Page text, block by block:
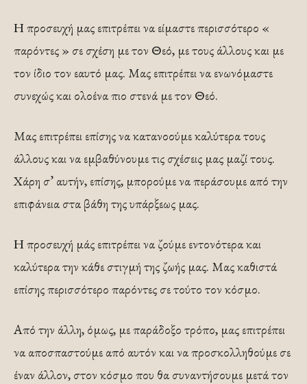
Η προσευχή μας επιτρέπει να είμαστε περισσότερο «
παρόντες » σε σχέση με τον Θεό, με τους άλλους και με
τον ίδιο τον εαυτό μας. Μας επιτρέπει να ενωνόμαστε
συνεχώς και ολοένα πιο στενά με τον Θεό.
Μας επιτρέπει επίσης να κατανοούμε καλύτερα τους
άλλους και να εμβαθύνουμε τις σχέσεις μας μαζί τους.
Χάρη σ’ αυτήν, επίσης, μπορούμε να περάσουμε από την
επιφάνεια στα βάθη της υπάρξεως μας.
Η προσευχή μάς επιτρέπει να ζούμε εντονότερα και
καλύτερα την κάθε στιγμή της ζωής μας. Μας καθιστά
επίσης περισσότερο παρόντες σε τούτο τον κόσμο.
Από την άλλη, όμως, με παράδοξο τρόπο, μας επιτρέπει
να αποσπαστούμε από αυτόν και να προσκολληθούμε σε
έναν άλλον, στον κόσμο που θα συναντήσουμε μετά τον